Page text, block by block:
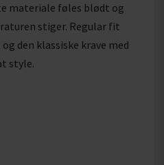
materiale føles blødt og
stiger. Regular fit
den klassiske krave med
style.